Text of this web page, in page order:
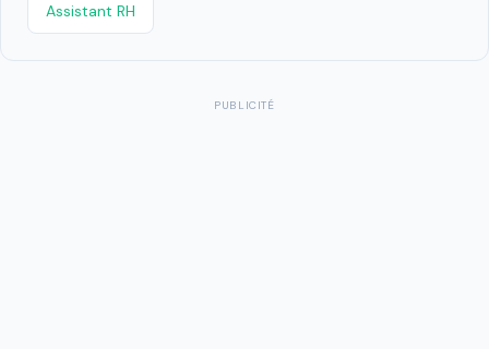
Assistant RH
PUBLICITÉ